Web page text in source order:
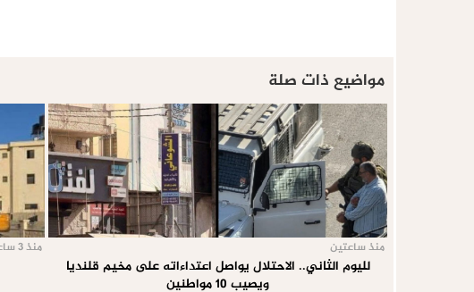
مواضيع ذات صلة
منذ ساعتين
لليوم الثاني.. الاحتلال يواصل اعتداءاته على مخيم قلنديا
ويصيب 10 مواطنين
منذ 3 ساعات